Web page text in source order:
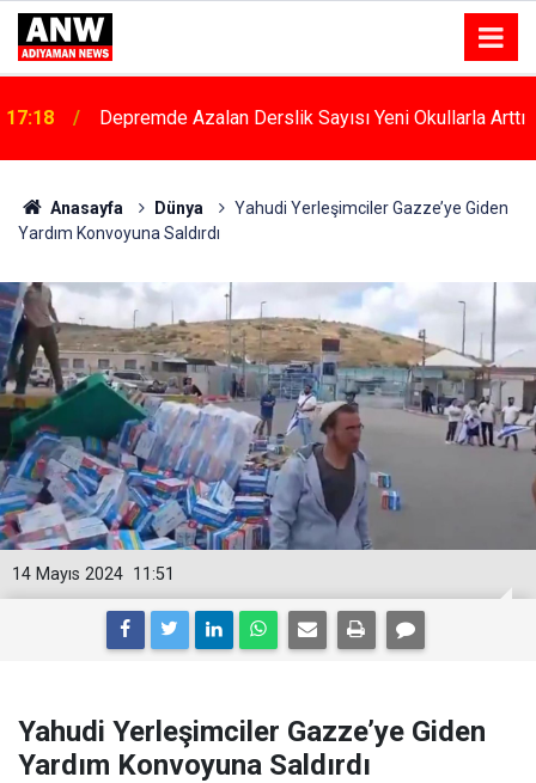
17:18 Depremde Azalan Derslik Sayısı Yeni Okullarla Arttı
Anasayfa Dünya
Yahudi Yerleşimciler Gazze’ye Giden
Yardım Konvoyuna Saldırdı
11:51
14 Mayıs 2024
Yahudi Yerleşimciler Gazze’ye Giden
Yardım Konvoyuna Saldırdı